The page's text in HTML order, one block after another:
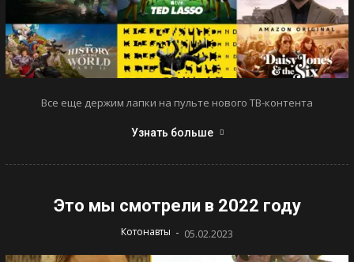
Все еще держим лапки на пульте нового ТВ-контента
Узнать больше
Это мы смотрели в 2022 году
Котонавты - 05.02.2023